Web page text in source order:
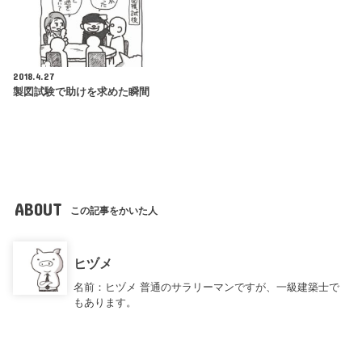
2018.4.27
製図試験で助けを求めた瞬間
ABOUT この記事をかいた人
ヒヅメ
名前：ヒヅメ 普通のサラリーマンですが、一級建築士で
もあります。